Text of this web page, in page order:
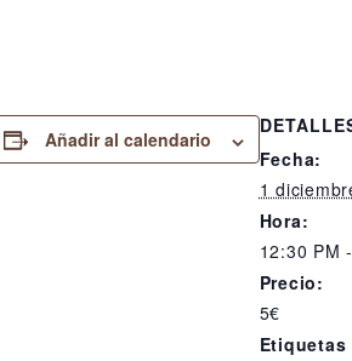
Añadir al calendario
Fecha:
1
Hora:
12:30 PM
Precio:
5€